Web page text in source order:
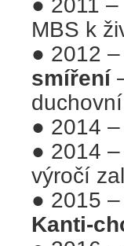
● 2011
MBS k
● 2012
smíření
● 2014
● 2014
výročí
● 2015
Kanti-